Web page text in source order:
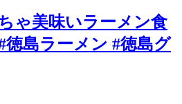
ゃ美味いラーメン食
島ラーメン #徳島グ